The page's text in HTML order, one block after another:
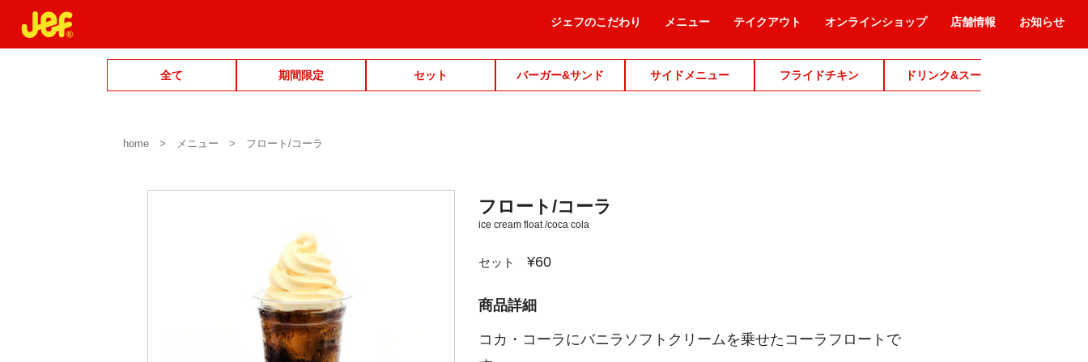
ジェフのこだわり メニュー テイクアウト オンラインショップ 店舗情報 お知らせ
全て 期間限定 セット バーガー&サンド サイドメニュー フライドチキン ドリンク&スープ
home メニュー フロート/コーラ
フロート/コーラ
ice cream float /coca cola
セット ¥60
商品詳細
コカ・コーラにバニラソフトクリームを乗せたコーラフロートで